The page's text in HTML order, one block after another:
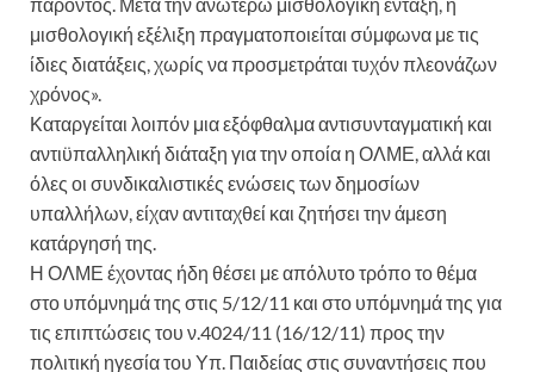
παρόντος. Μετά την ανωτέρω μισθολογική ένταξη, η
μισθολογική εξέλιξη πραγματοποιείται σύμφωνα με τις
ίδιες διατάξεις, χωρίς να προσμετράται τυχόν πλεονάζων
χρόνος».
Καταργείται λοιπόν μια εξόφθαλμα αντισυνταγματική και
αντιϋπαλληλική διάταξη για την οποία η ΟΛΜΕ, αλλά και
όλες οι συνδικαλιστικές ενώσεις των δημοσίων
υπαλλήλων, είχαν αντιταχθεί και ζητήσει την άμεση
κατάργησή της.
Η ΟΛΜΕ έχοντας ήδη θέσει με απόλυτο τρόπο το θέμα
στο υπόμνημά της στις 5/12/11 και στο υπόμνημά της για
τις επιπτώσεις του ν.4024/11 (16/12/11) προς την
πολιτική ηγεσία του Υπ. Παιδείας στις συναντήσεις που